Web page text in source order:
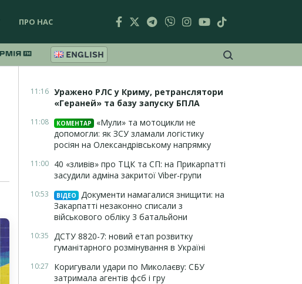
ПРО НАС
ENGLISH
11:16 Уражено РЛС у Криму, ретранслятори
«Гераней» та базу запуску БПЛА
11:08 КОМЕНТАР
«Мули» та мотоцикли не
допомогли: як ЗСУ зламали логістику
росіян на Олександрівському напрямку
11:00 40 «зливів» про ТЦК та СП: на Прикарпатті
засудили адміна закритої Viber-групи
10:53 ВІДЕО
Документи намагалися знищити: на
Закарпатті незаконно списали з
військового обліку 3 батальйони
10:35 ДСТУ 8820-7: новий етап розвитку
гуманітарного розмінування в Україні
10:27
Коригували удари по Миколаєву: СБУ
затримала агентів фсб і гру